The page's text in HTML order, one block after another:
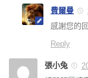
費爾曼
感謝您的
Reply
張小兔